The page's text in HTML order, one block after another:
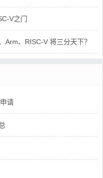
V之门
Arm、RISC-V 将三分天下？
请